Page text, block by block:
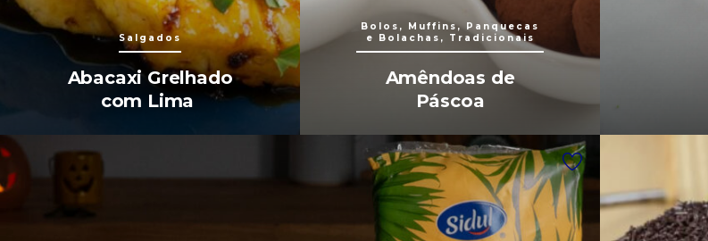
Salgados
Abacaxi Grelhado
com Lima
Bolos, Muffins, Panquecas
e Bolachas, Tradicionais
Amêndoas de
Páscoa